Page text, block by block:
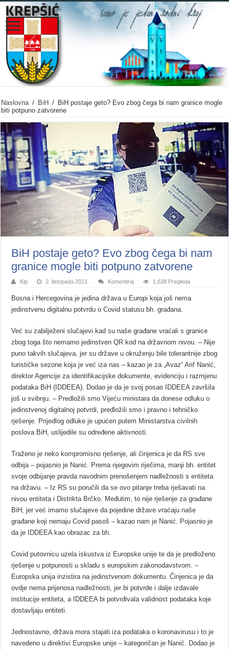
Naslovna / BiH / BiH postaje geto? Evo zbog čega bi nam granice mogle
biti potpuno zatvorene
BiH postaje geto? Evo zbog čega bi nam
granice mogle biti potpuno zatvorene
Kip 2. listopada 2021. Komentiraj 1,638 Pregleda
Bosna i Hercegovina je jedina država u Europi koja još nema
jedinstvenu digitalnu potvrdu o Covid statusu bh. građana.
Već su zabilježeni slučajevi kad su naše građane vraćali s granice
zbog toga što nemamo jedinstven QR kod na državnom nivou. – Nije
puno takvih slučajeva, jer su države u okruženju bile tolerantnije zbog
turističke sezone koja je već iza nas – kazao je za „Avaz“ Arif Nanić,
direktor Agencije za identifikacijske dokumente, evidenciju i razmjenu
podataka BiH (IDDEEA). Dodao je da je svoj posao IDDEEA završila
još u svibnju. – Predložili smo Vijeću ministara da donese odluku o
jedinstvenoj digitalnoj potvrdi, predložili smo i pravno i tehničko
rješenje. Prijedlog odluke je upućen putem Ministarstva civilnih
poslova BiH, uslijedile su određene aktivnosti.
Traženo je neko kompromisno rješenje, ali činjenica je da RS sve
odbija – pojasnio je Nanić. Prema njegovim riječima, manji bh. entitet
svoje odbijanje pravda navodnim prenošenjem nadležnosti s entiteta
na državu. – Iz RS su poručili da se ovo pitanje treba rješavati na
nivou entiteta i Distrikta Brčko. Međutim, to nije rješenje za građane
BiH, jer već imamo slučajeve da pojedine države vraćaju naše
građane koji nemaju Covid pasoš – kazao nam je Nanić. Pojasnio je
da je IDDEEA kao obrazac za bh.
Covid putovnicu uzela iskustva iz Europske unije te da je predloženo
rješenje u potpunosti u skladu s europskim zakonodavstvom. –
Europska unija inzistira na jedinstvenom dokumentu. Činjenica je da
ovdje nema prijenosa nadležnosti, jer bi potvrde i dalje izdavale
institucije entiteta, a IDDEEA bi potvrđivala validnost podataka koje
dostavljaju entiteti.
Jednostavno, država mora stajati iza podataka o koronavirusu i to je
navedeno u direktivi Europske unije – kategoričan je Nanić. Dodao je